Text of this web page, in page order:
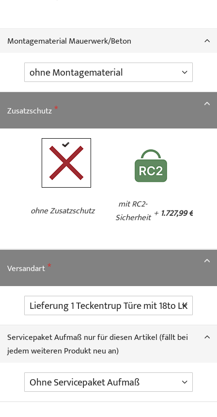
Montagematerial Mauerwerk/Beton
Zusatzschutz
ohne Zusatzschutz
mit RC2-
Sicherheit + 1.727,99 €
Versandart
Servicepaket Aufmaß nur für diesen Artikel (fällt bei
jedem weiteren Produkt neu an)